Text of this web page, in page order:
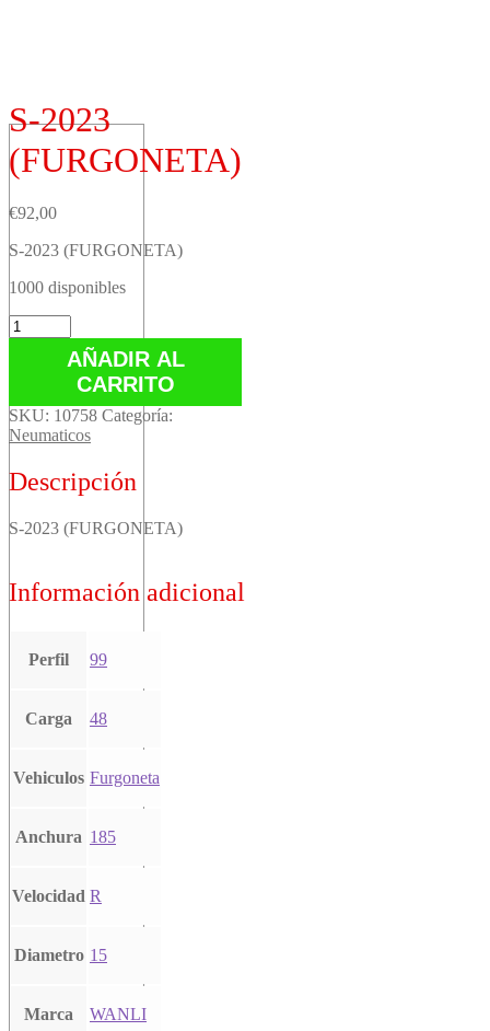
S-2023
(FURGONETA)
€92,00
S-2023 (FURGONETA)
1000 disponibles
S-
2023
(FURGONETA)
AÑADIR AL
CARRITO
SKU: 10758 Categoría:
Neumaticos
Descripción
S-2023 (FURGONETA)
Información adicional
Perfil 99
Carga 48
Vehiculos Furgoneta
Anchura 185
Velocidad R
Diametro 15
Marca WANLI